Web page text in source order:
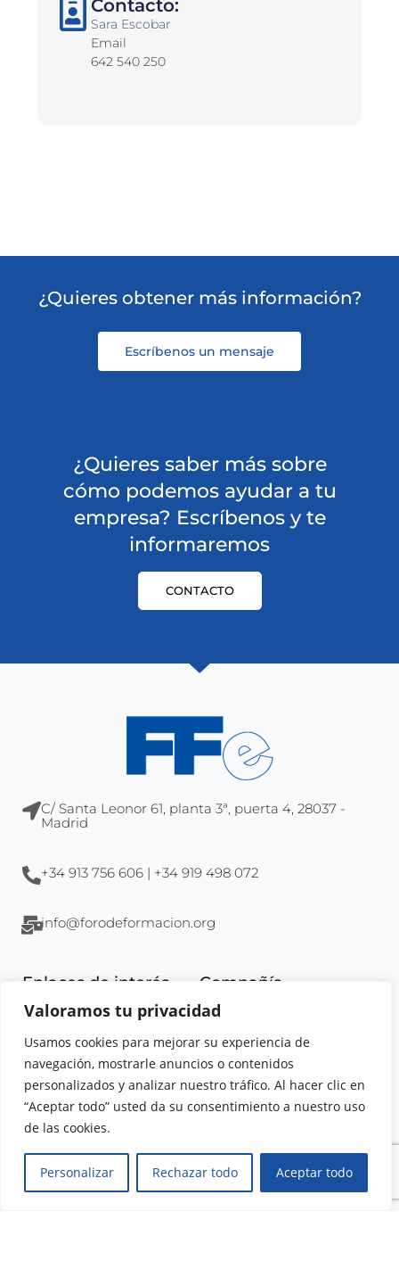
Valoramos tu privacidad
Usamos cookies para mejorar su experiencia de
navegación, mostrarle anuncios o contenidos
personalizados y analizar nuestro tráfico. Al hacer clic en
“Aceptar todo” usted da su consentimiento a nuestro uso
de las cookies.
Personalizar Rechazar todo Aceptar todo
Contacto:
Sara Escobar
Email
642 540 250
¿Quieres obtener más información?
Escríbenos un mensaje
¿Quieres saber más sobre
cómo podemos ayudar a tu
empresa? Escríbenos y te
informaremos
CONTACTO
C/ Santa Leonor 61, planta 3ª, puerta 4, 28037 -
Madrid
+34 913 756 606 | +34 919 498 072
info@forodeformacion.org
Enlaces de interés
Aula virtual
Tienda online
Noticias
Catálogo de cursos
Compañía
La empresa
Localización
Excelencia
Calidad
Soporte
Contacto
Condiciones de uso